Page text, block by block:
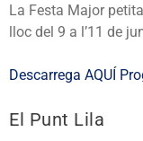
La Festa Major
lloc del 9 a l’11 de
Descarrega AQUÍ
El Punt Lila